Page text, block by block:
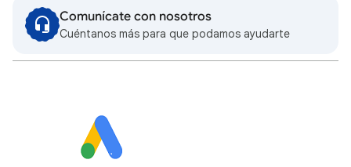
Comunícate con nosotros
Cuéntanos más para que podamos ayudarte